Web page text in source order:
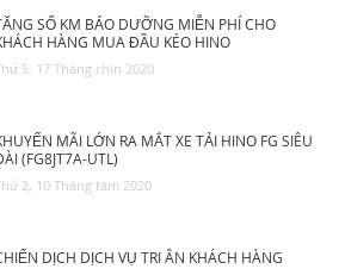
SỐ KM BẢO DƯỠNG MIỄN PHÍ CHO
HÀNG MUA ĐẦU KÉO HINO
5, 17 Tháng chín 2020
MÃI LỚN RA MẮT XE TẢI HINO FG SIÊU
(FG8JT7A-UTL)
2, 10 Tháng tám 2020
DỊCH DỊCH VỤ TRI ÂN KHÁCH HÀNG